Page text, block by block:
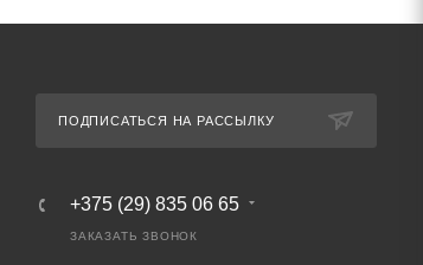
ПОДПИСАТЬСЯ НА РАССЫЛКУ
+375 (29) 835 06 65
ЗАКАЗАТЬ ЗВОНОК